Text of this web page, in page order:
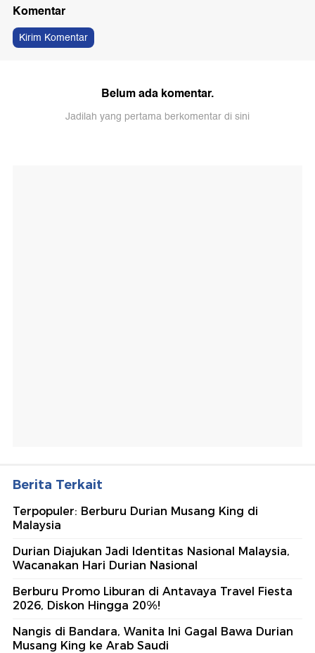
Komentar
Kirim Komentar
Belum ada komentar.
Jadilah yang pertama berkomentar di sini
Berita Terkait
Terpopuler: Berburu Durian Musang King di
Malaysia
Durian Diajukan Jadi Identitas Nasional Malaysia,
Wacanakan Hari Durian Nasional
Berburu Promo Liburan di Antavaya Travel Fiesta
2026, Diskon Hingga 20%!
Nangis di Bandara, Wanita Ini Gagal Bawa Durian
Musang King ke Arab Saudi